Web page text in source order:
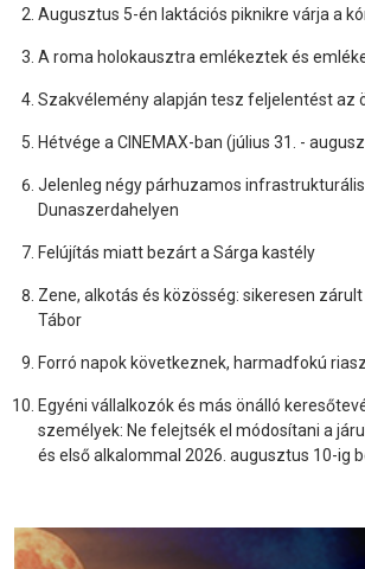
Augusztus 5-én laktációs piknikre várja a
A roma holokausztra emlékeztek és
Szakvélemény alapján tesz feljelentést az
Hétvége a CINEMAX-ban (július 31. -
Jelenleg négy párhuzamos
Dunaszerdahelyen
Felújítás miatt bezárt a Sárga kastély
Zene, alkotás és közösség: sikeresen zárult
Tábor
Forró napok következnek, harmadfokú
Egyéni vállalkozók és más önálló
személyek: Ne felejtsék el módosítani a
és első alkalommal 2026. augusztus 10-ig